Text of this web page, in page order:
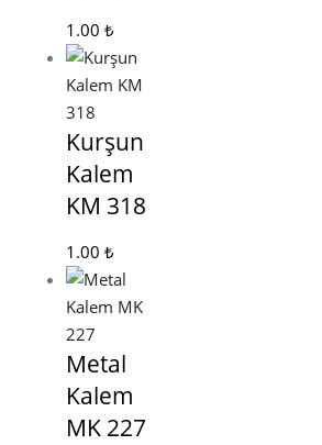
1.00 ₺
Kurşun
Kalem
KM 318
1.00 ₺
Metal
Kalem
MK 227